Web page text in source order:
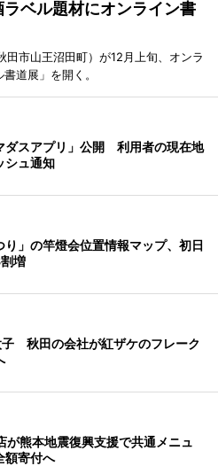
ベル題材にオンライン書
市山王沼田町）が12月上旬、オンラ
道展」を開く。
ダスアプリ」公開 利用者の現在地
シュ通知
り」の竿燈会位置情報マップ、初日
増
秋田の会社が紅ザケのフレーク
が熊本地震復興支援で共通メニュ
寄付へ